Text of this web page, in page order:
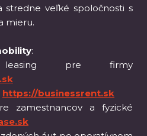
stredne veľké spoločnosti s
mieru.
:
pre firmy
https://businessrent.sk
zamestnancov a fyzické